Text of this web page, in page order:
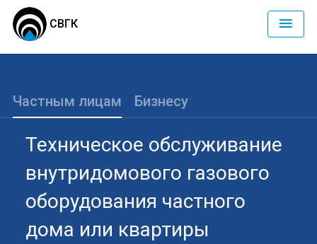
СВГК
Частным лицам Бизнесу
Техническое обслуживание
внутридомового газового
оборудования частного
дома или квартиры